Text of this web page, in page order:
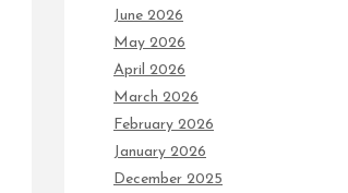
June 2026
May 2026
April 2026
March 2026
February 2026
January 2026
December 2025